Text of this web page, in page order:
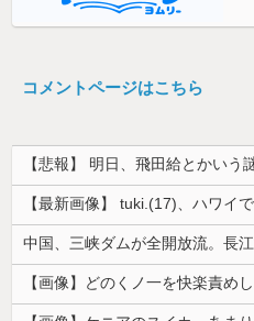
コメントページはこちら
中国、三峡ダムが全開放流。長
【画像】どのくノ一を快楽責め